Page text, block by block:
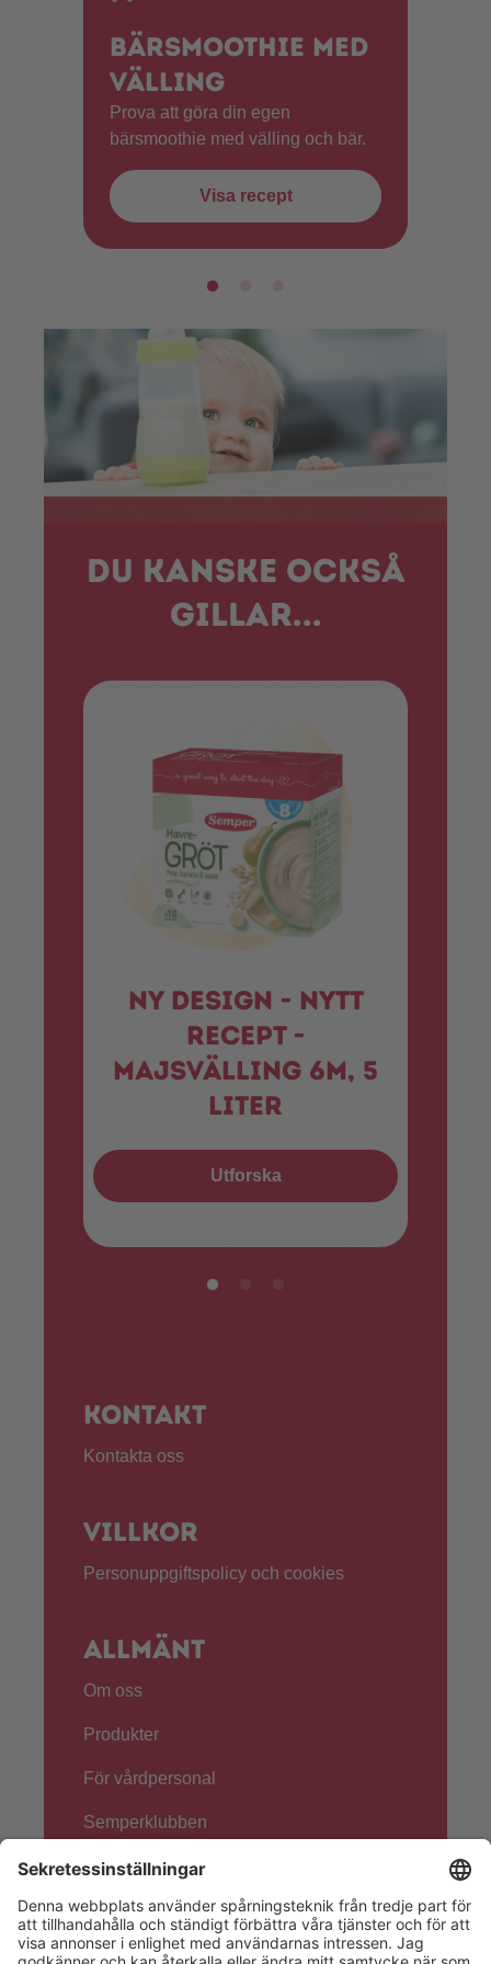
Bärsmoothie med
välling
Prova att göra din egen
bärsmoothie med välling och bär.
Visa recept
Du kanske också
gillar...
NY DESIGN - NYTT
RECEPT -
MAJSVÄLLING 6M, 5
LITER
Utforska
Kontakt
Kontakta oss
Villkor
Personuppgiftspolicy och cookies
Allmänt
Om oss
Produkter
För vårdpersonal
Semperklubben
Följ oss!